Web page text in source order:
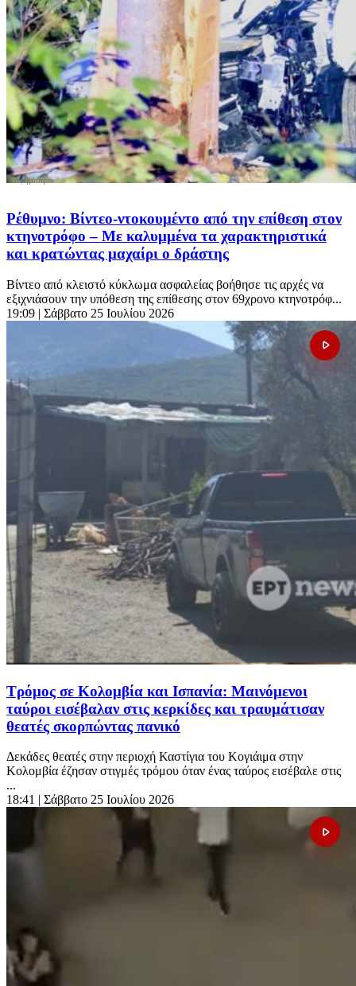
Ρέθυμνο: Βίντεο-ντοκουμέντο από την επίθεση στον
κτηνοτρόφο – Με καλυμμένα τα χαρακτηριστικά
και κρατώντας μαχαίρι ο δράστης
Βίντεο από κλειστό κύκλωμα ασφαλείας βοήθησε τις αρχές να
εξιχνιάσουν την υπόθεση της επίθεσης στον 69χρονο κτηνοτρόφ...
19:09 | Σάββατο 25 Ιουλίου 2026
Τρόμος σε Κολομβία και Ισπανία: Μαινόμενοι
ταύροι εισέβαλαν στις κερκίδες και τραυμάτισαν
θεατές σκορπώντας πανικό
Δεκάδες θεατές στην περιοχή Καστίγια του Κογιάιμα στην
Κολομβία έζησαν στιγμές τρόμου όταν ένας ταύρος εισέβαλε στις
...
18:41 | Σάββατο 25 Ιουλίου 2026